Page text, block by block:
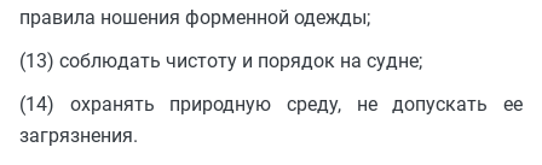
правила ношения форменной одежды;
(13) соблюдать чистоту и порядок на судне;
(14) охранять природную среду, не допускать ее
загрязнения.